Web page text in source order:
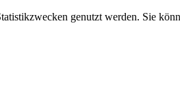
genutzt werden. Sie